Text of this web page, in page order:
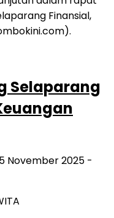
Selaparang
November 2025 -